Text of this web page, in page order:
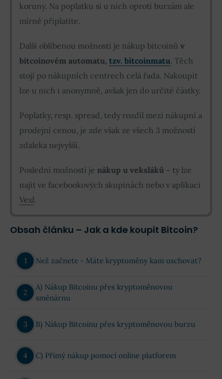
koruny. Na poplatku si u nich oproti burzám ale
mírně připlatíte.
Další oblíbenou možností je nákup bitcoinů v
bitcoinovém automatu, tzv. bitcoinmatu. Těch
stojí po nákupních centrech celá řada. Nakoupit
lze u nich i anonymně, avšak jen do určité částky.
Poplatky, resp. spread, tedy rozdíl mezi nákupní a
prodejní cenou, je zde však ze všech 3 možností
zdaleka nejvyšší.
Poslední možností je nákup u veksláků –⁠⁠⁠⁠⁠ ty lze
najít ve facebookových skupinách nebo v aplikaci
Vexl.
Obsah článku – Jak a kde koupit Bitcoin?
Než začnete - Máte kryptoměny kam uschovat?
A) Nákup Bitcoinu přes kryptoměnovou
směnárnu
B) Nákup Bitcoinu přes kryptoměnovou burzu
C) Přímý nákup pomocí online platforem